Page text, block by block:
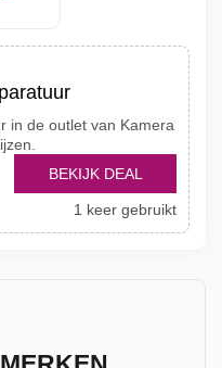
in de outlet van Kamera
BEKIJK DEAL
1 keer gebruikt